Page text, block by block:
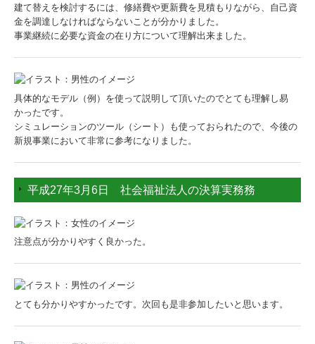
建て替えを検討するには、修繕費や更新費を見積もりながら、自己資
金を調達しなければならないことが分かりました。
事業継続に必要な資金の在り方について理解出来ました。
具体的なモデル（例）を使って説明して頂いたのでとても理解し易
かったです。
シミュレーションのツール（シート）も使っておられたので、今後の
新規事業において非常に参考になりました。
平成27年3月6日 社会福祉法人の決算実務務
注意点が分かりやすく良かった。
とても分かりやすかったです。次回も是非参加したいと思います。